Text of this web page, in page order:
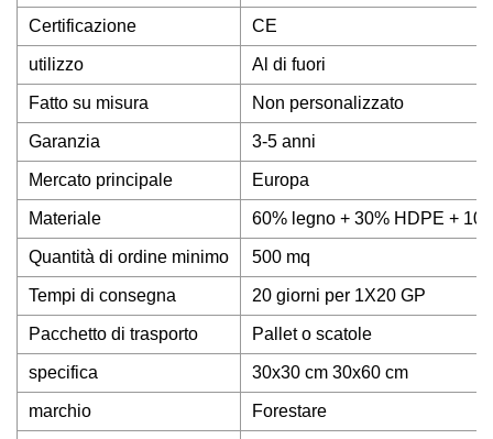
Certificazione CE
utilizzo Al di fuori
Fatto su misura Non personalizzato
Garanzia 3-5 anni
Mercato principale Europa
Materiale 60% legno + 30% HDPE +
Quantità di ordine minimo 500 mq
Tempi di consegna 20 giorni per 1X20 GP
Pacchetto di trasporto Pallet o scatole
specifica 30x30 cm 30x60 cm
marchio Forestare